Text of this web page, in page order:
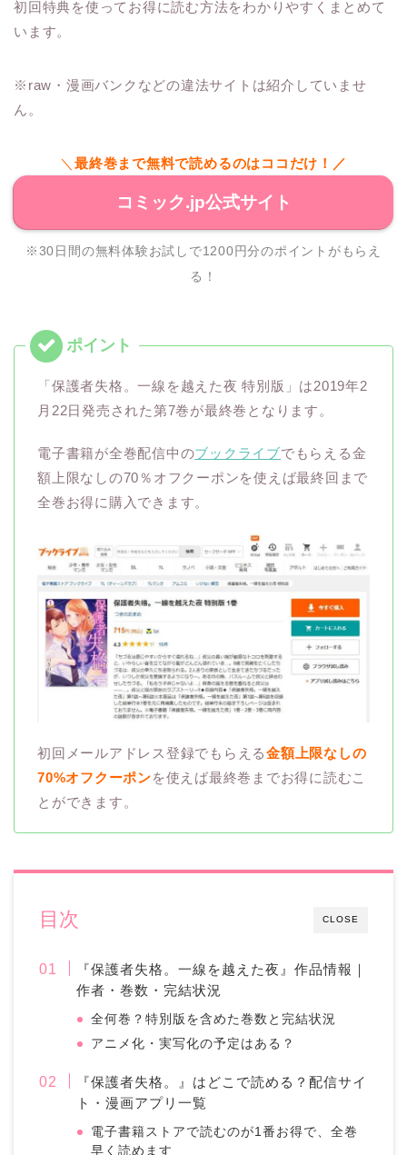
初回特典を使ってお得に読む方法をわかりやすくまとめて
います。
※raw・漫画バンクなどの違法サイトは紹介していませ
ん。
＼最終巻まで無料で読めるのはココだけ！／
コミック.jp公式サイト
※30日間の無料体験お試しで1200円分のポイントがもらえ
る！
「保護者失格。一線を越えた夜 特別版」は2019年2
月22日発売された第7巻が最終巻となります。
電子書籍が全巻配信中のブックライブでもらえる金
額上限なしの70％オフクーポンを使えば最終回まで
全巻お得に購入できます。
初回メールアドレス登録でもらえる金額上限なしの
70%オフクーポンを使えば最終巻までお得に読むこ
とができます。
CLOSE
目次
『保護者失格。一線を越えた夜』作品情報｜
作者・巻数・完結状況
全何巻？特別版を含めた巻数と完結状況
アニメ化・実写化の予定はある？
『保護者失格。』はどこで読める？配信サイ
ト・漫画アプリ一覧
電子書籍ストアで読むのが1番お得で、全巻
早く読めます